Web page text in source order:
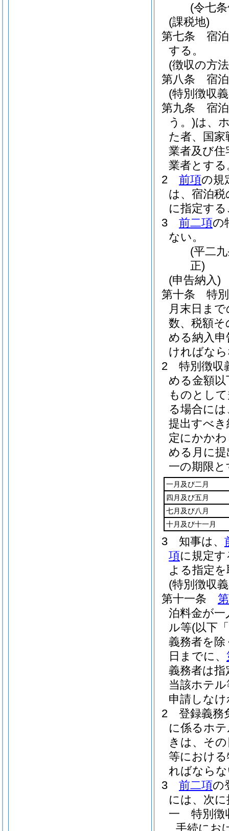
(令七
(課税地)
第七条
宿
する。
(徴収の方
第八条
宿
(特別徴収
第九条
宿
う。)は、
た者、国
業者及び住
業者とする
2
前項の規
は、宿泊
に指定す
3
前二項の
ない。
(平二
正)
(申告納入)
第十条
特
月末日ま
数、税額
める納入
ければな
2
特別徴収
める金額
ものとし
る場合には
提出すべ
定にかか
める月に
一の期限
一月及び二月
四月及び五月
七月及び八月
十月及び十一月
3 知事は、
項に規定
よる指定
(特別徴収
第十一条
泊料金が
ル等(以下
義務者を除
日までに、
義務者は
当該ホテ
申請しな
2
登録義務
に係るホ
きは、そ
等におけ
ればなら
3
前二項の
には、次
一
特別徴
手続にお